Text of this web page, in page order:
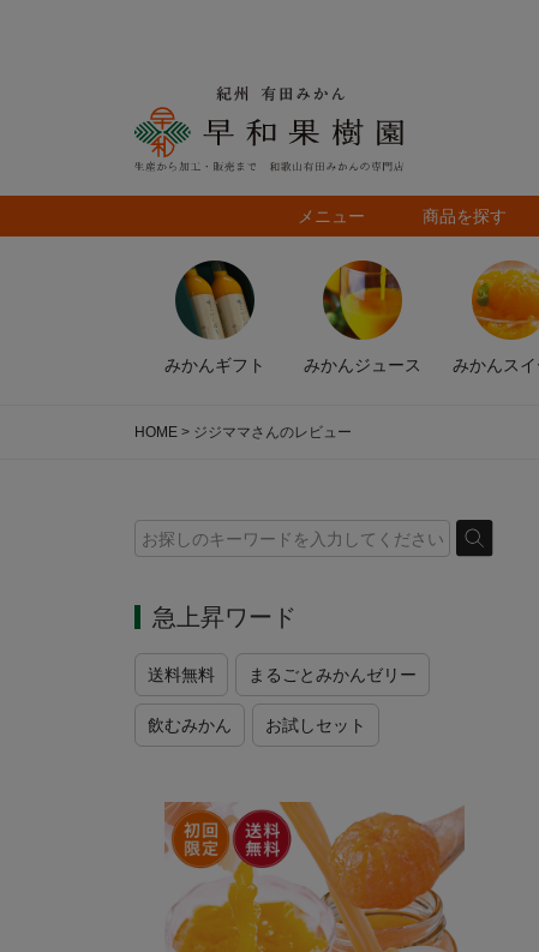
メニュー 商品を探す
みかんギフト みかん ジュース みかんス
HOME ジジママさんのレビュー
急上昇ワード
送料無料 まるごとみかんゼリー
飲むみかん お試しセット